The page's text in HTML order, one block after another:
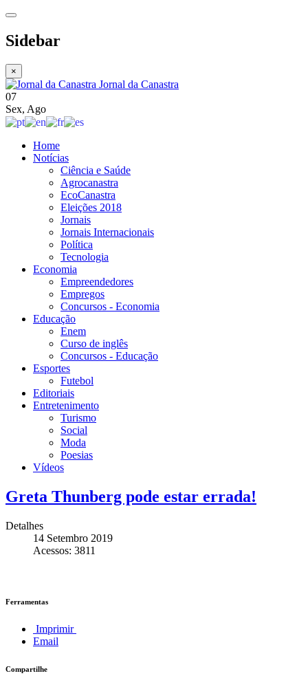
Sidebar
×
Jornal da Canastra
07
Sex, Ago
Home
Notícias
Ciência e Saúde
Agrocanastra
EcoCanastra
Eleições 2018
Jornais
Jornais Internacionais
Política
Tecnologia
Economia
Empreendedores
Empregos
Concursos - Economia
Educação
Enem
Curso de inglês
Concursos - Educação
Esportes
Futebol
Editoriais
Entretenimento
Turismo
Social
Moda
Poesias
Vídeos
Greta Thunberg pode estar errada!
Detalhes
14 Setembro 2019
Acessos: 3811
Ferramentas
Imprimir
Email
Compartilhe